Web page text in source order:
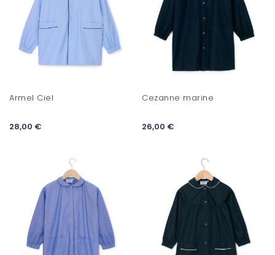
Armel Ciel
28,00 €
Cezanne marine
26,00 €